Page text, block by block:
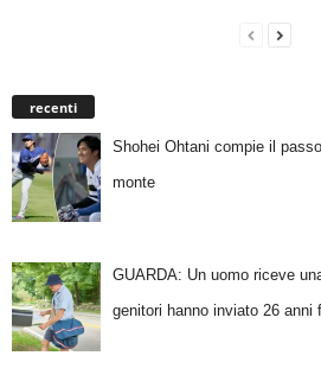
recenti
Shohei Ohtani compie il
monte
GUARDA: Un uomo riceve
genitori hanno inviato 26 anni